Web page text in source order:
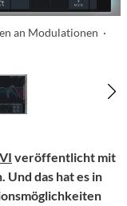
an Modulationen ·
veröffentlicht mit
Und das hat es in